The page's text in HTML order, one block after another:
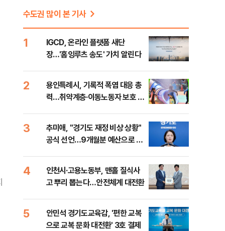
수도권 많이 본 기사
1
IGCD, 온라인 플랫폼 새단
장…'홈잉루츠 송도' 가치 알린다
2
용인특례시, 기록적 폭염 대응 총
력…취약계층·이동노동자 보호 강
3
추미애, "경기도 재정 비상 상황"
공식 선언…9개월분 예산으로 민
4
인천시·고용노동부, 맨홀 질식사
고 뿌리 뽑는다…안전체계 대전환
5
안민석 경기도교육감, '편한 교복
으로 교복 문화 대전환' 3호 결제